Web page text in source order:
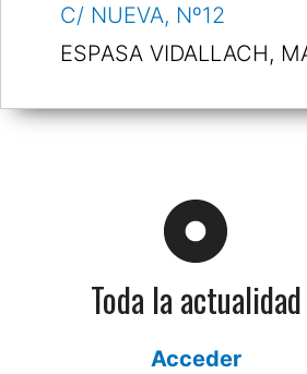
C/ NUEVA, Nº12
ESPASA VIDALLACH,
Toda la actualidad
Acceder